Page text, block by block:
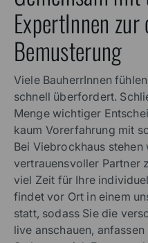
ExpertInnen
Bemusterung
Viele BauherrInnen
schnell überfordert.
Menge wichtiger
kaum Vorerfahrung mit
Bei Viebrockhaus stehen
vertrauensvoller Partner
viel Zeit für Ihre
findet vor Ort in einem
statt, sodass Sie die
live anschauen,